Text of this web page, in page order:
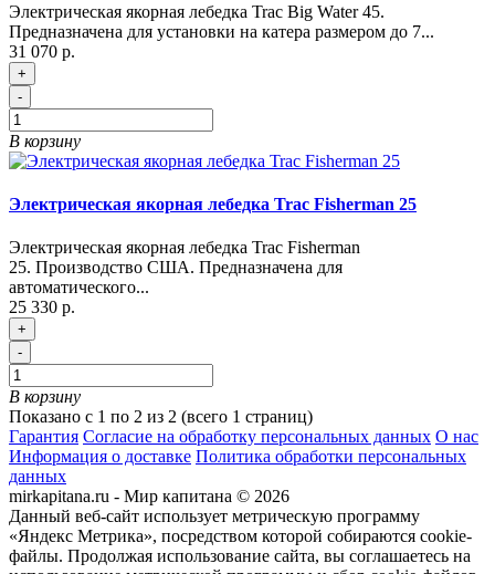
Электрическая якорная лебедка Trac Big Water 45.
Предназначена для установки на катера размером до 7...
31 070 р.
+
-
В корзину
Электрическая якорная лебедка Trac Fisherman 25
Электрическая якорная лебедка Trac Fisherman
25. Производство США. Предназначена для
автоматического...
25 330 р.
+
-
В корзину
Показано с 1 по 2 из 2 (всего 1 страниц)
Гарантия Согласие на обработку персональных данных О нас
Информация о доставке Политика обработки персональных
данных
mirkapitana.ru - Мир капитана © 2026
Данный веб-сайт использует метрическую программу
«Яндекс Метрика», посредством которой собираются cookie-
файлы. Продолжая использование сайта, вы соглашаетесь на